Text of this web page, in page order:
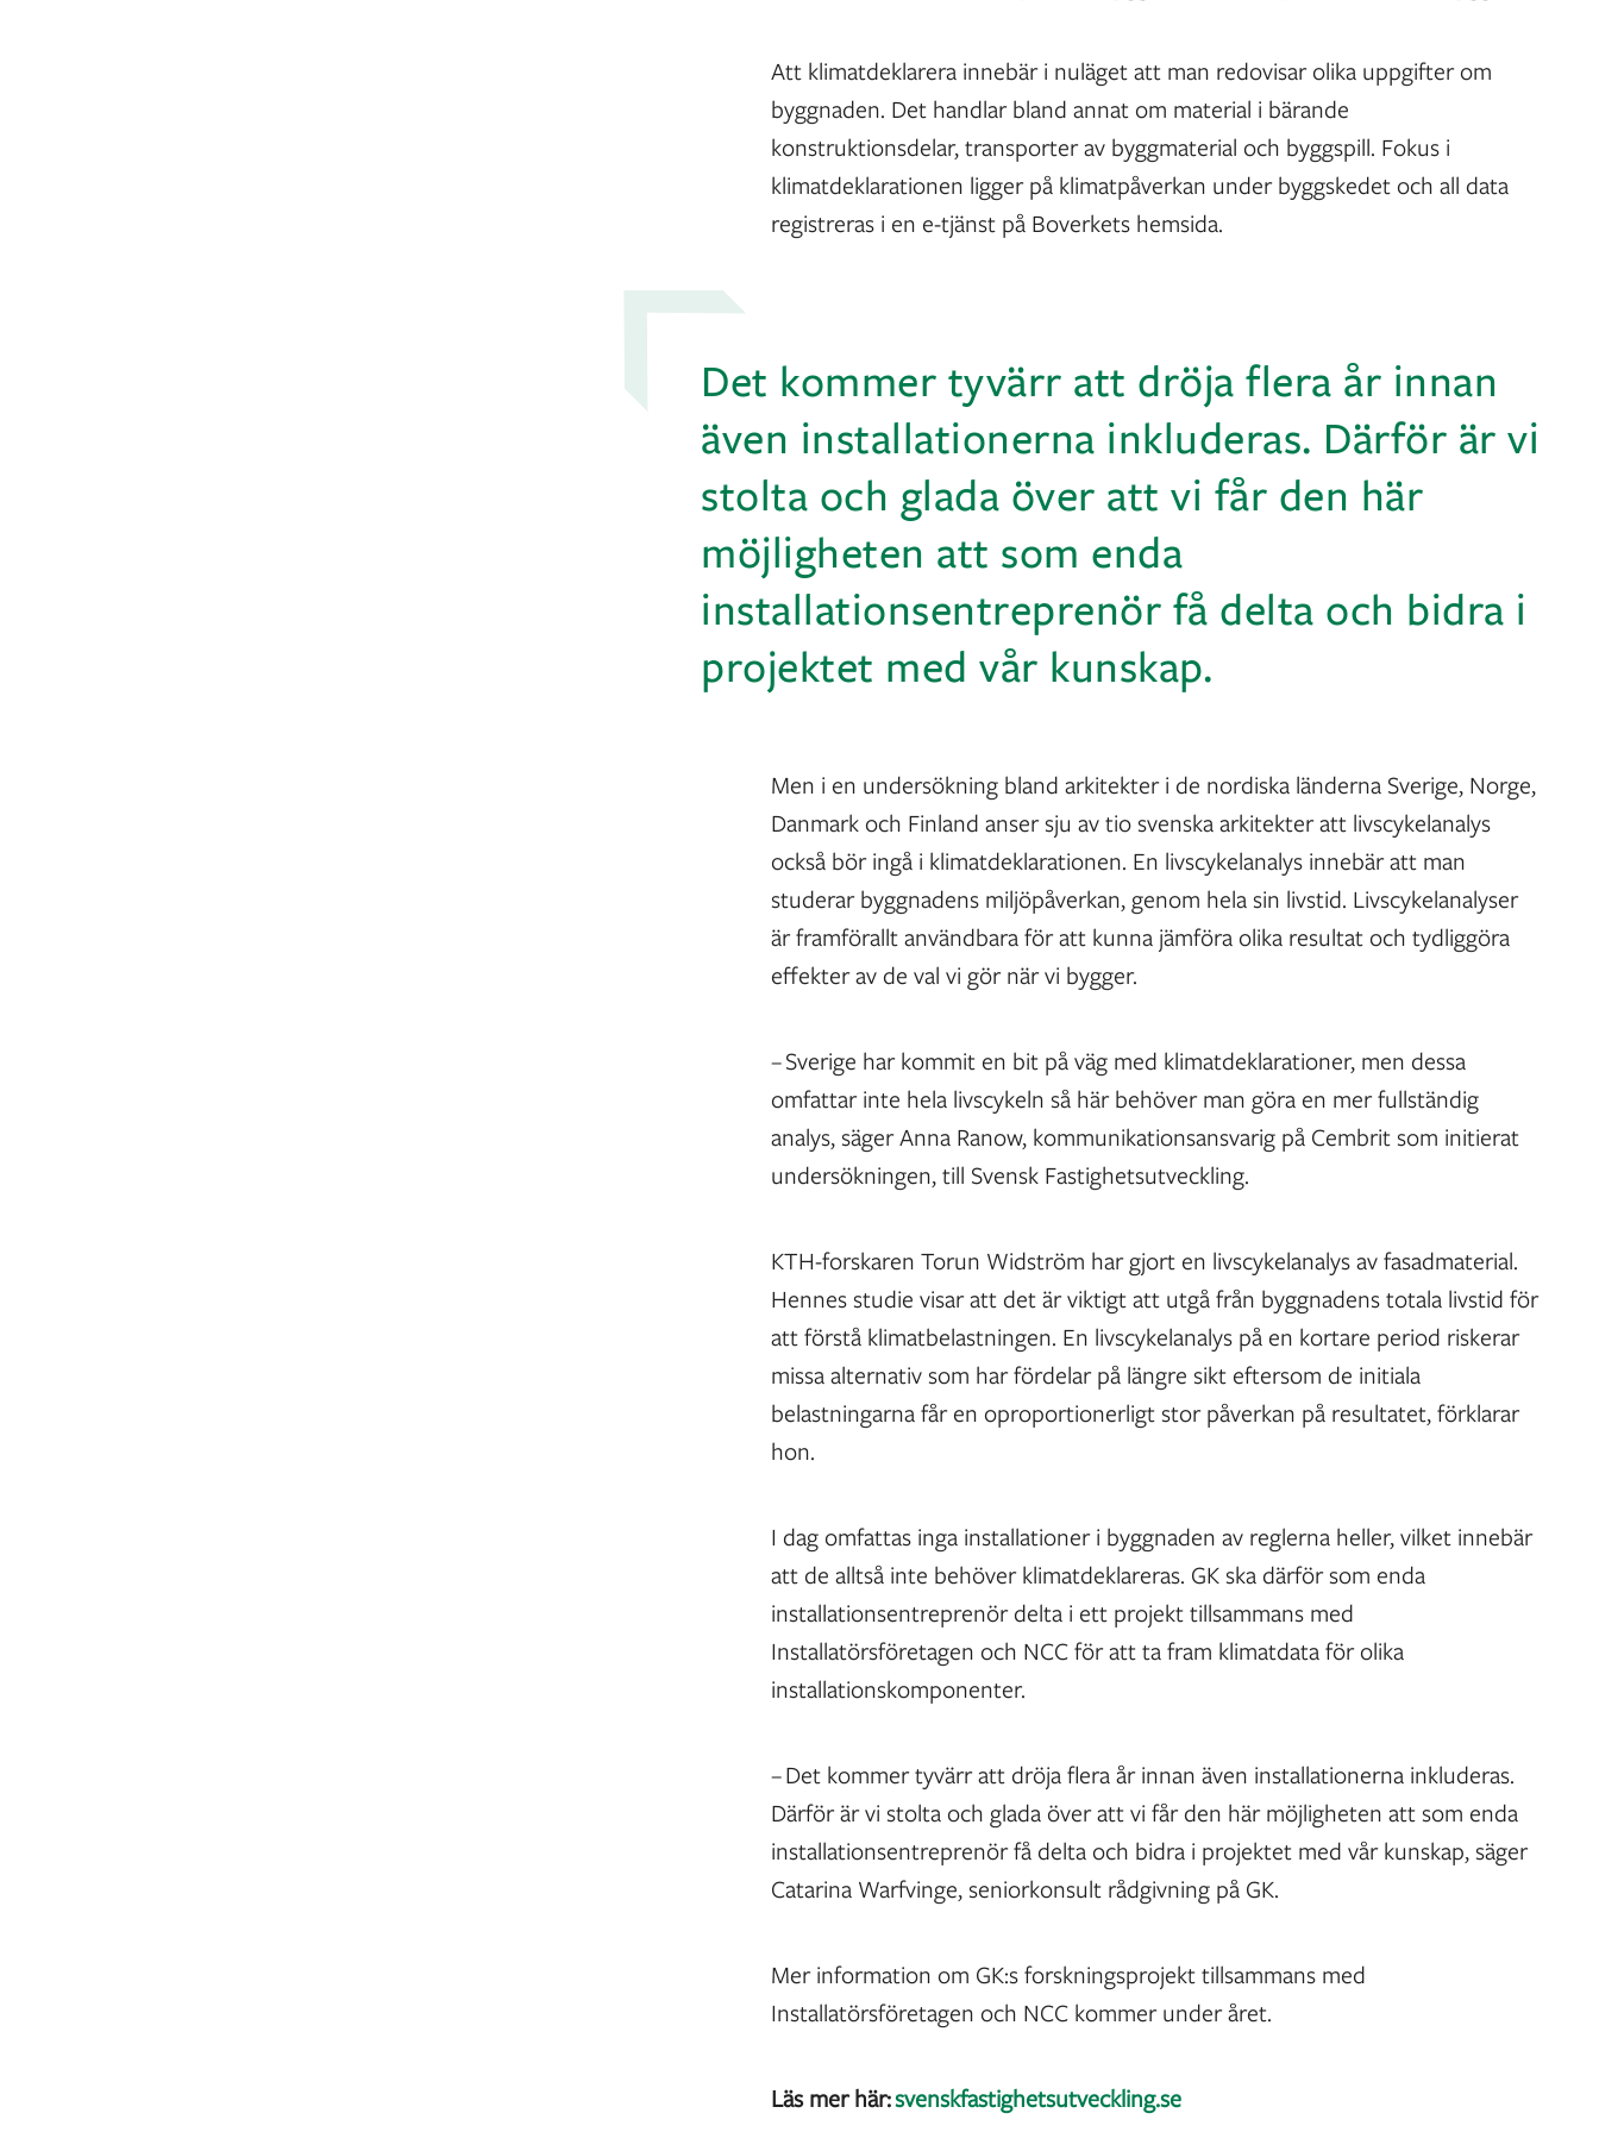
Att klimatdeklarera innebär i nuläget att man redovisar olika uppgifter om
byggnaden. Det handlar bland annat om material i bärande
konstruktionsdelar, transporter av byggmaterial och byggspill. Fokus i
klimatdeklarationen ligger på klimatpåverkan under byggskedet och all data
registreras i en e-tjänst på Boverkets hemsida.
Det kommer tyvärr att dröja flera år innan
även installationerna inkluderas. Därför är vi
stolta och glada över att vi får den här
möjligheten att som enda
installationsentreprenör få delta och bidra i
projektet med vår kunskap.
Men i en undersökning bland arkitekter i de nordiska länderna Sverige, Norge,
Danmark och Finland anser sju av tio svenska arkitekter att livscykelanalys
också bör ingå i klimatdeklarationen. En livscykelanalys innebär att man
studerar byggnadens miljöpåverkan, genom hela sin livstid. Livscykelanalyser
är framförallt användbara för att kunna jämföra olika resultat och tydliggöra
effekter av de val vi gör när vi bygger.
– Sverige har kommit en bit på väg med klimatdeklarationer, men dessa
omfattar inte hela livscykeln så här behöver man göra en mer fullständig
analys, säger Anna Ranow, kommunikationsansvarig på Cembrit som initierat
undersökningen, till Svensk Fastighetsutveckling.
KTH-forskaren Torun Widström har gjort en livscykelanalys av fasadmaterial.
Hennes studie visar att det är viktigt att utgå från byggnadens totala livstid för
att förstå klimatbelastningen. En livscykelanalys på en kortare period riskerar
missa alternativ som har fördelar på längre sikt eftersom de initiala
belastningarna får en oproportionerligt stor påverkan på resultatet, förklarar
hon.
I dag omfattas inga installationer i byggnaden av reglerna heller, vilket innebär
att de alltså inte behöver klimatdeklareras. GK ska därför som enda
installationsentreprenör delta i ett projekt tillsammans med
Installatörsföretagen och NCC för att ta fram klimatdata för olika
installationskomponenter.
– Det kommer tyvärr att dröja flera år innan även installationerna inkluderas.
Därför är vi stolta och glada över att vi får den här möjligheten att som enda
installationsentreprenör få delta och bidra i projektet med vår kunskap, säger
Catarina Warfvinge, seniorkonsult rådgivning på GK.
Mer information om GK:s forskningsprojekt tillsammans med
Installatörsföretagen och NCC kommer under året.
Läs mer här:svenskfastighetsutveckling.se